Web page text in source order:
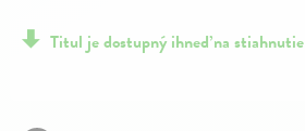
Titul je dostupný ihneď na stiahnutie